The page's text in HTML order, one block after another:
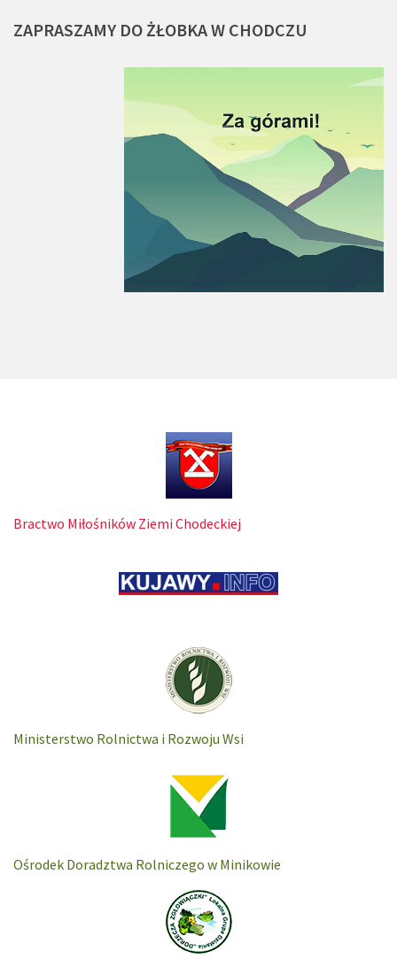
ZAPRASZAMY DO ŻŁOBKAW CHODCZU
Bractwo Miłośników Ziemi Chodeckiej
Ministerstwo Rolnictwa i Rozwoju Wsi
Ośrodek Doradztwa Rolniczego w Minikowie